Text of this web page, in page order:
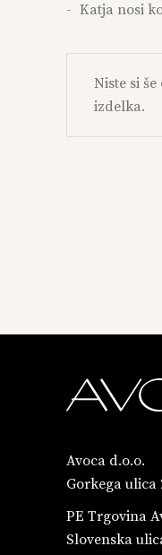
Katja nosi
Niste si
izdelka.
Avoca d.o.o.
Gorkega ulica
PE Trgovina
Slovenska